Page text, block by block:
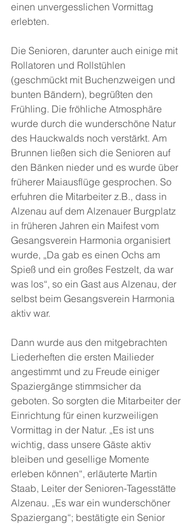
einen unvergesslichen Vormittag
erlebten.
Die Senioren, darunter auch einige mit
Rollatoren und Rollstühlen
(geschmückt mit Buchenzweigen und
bunten Bändern), begrüßten den
Frühling. Die fröhliche Atmosphäre
wurde durch die wunderschöne Natur
des Hauckwalds noch verstärkt. Am
Brunnen ließen sich die Senioren auf
den Bänken nieder und es wurde über
früherer Maiausflüge gesprochen. So
erfuhren die Mitarbeiter z.B., dass in
Alzenau auf dem Alzenauer Burgplatz
in früheren Jahren ein Maifest vom
Gesangsverein Harmonia organisiert
wurde, „Da gab es einen Ochs am
Spieß und ein großes Festzelt, da war
was los“, so ein Gast aus Alzenau, der
selbst beim Gesangsverein Harmonia
aktiv war.
Dann wurde aus den mitgebrachten
Liederheften die ersten Mailieder
angestimmt und zu Freude einiger
Spaziergänge stimmsicher da
geboten. So sorgten die Mitarbeiter der
Einrichtung für einen kurzweiligen
Vormittag in der Natur. „Es ist uns
wichtig, dass unsere Gäste aktiv
bleiben und gesellige Momente
erleben können“, erläuterte Martin
Staab, Leiter der Senioren-Tagesstätte
Alzenau. „Es war ein wunderschöner
Spaziergang“; bestätigte ein Senior